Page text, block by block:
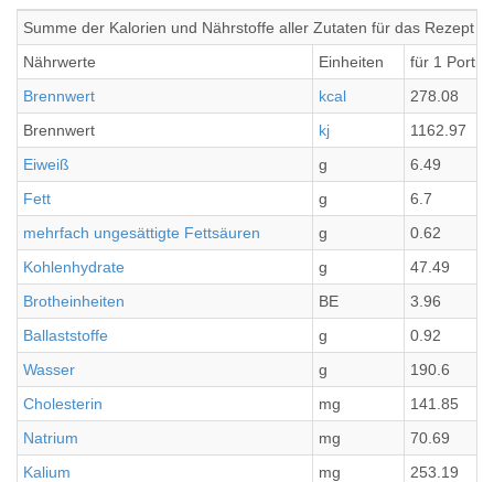
Summe der Kalorien und Nährstoffe aller Zutaten für das Rezept
Nährwerte
Einheiten
für 1
Brennwert
kcal
278.08
Brennwert
kj
1162.97
Eiweiß
g
6.49
Fett
g
6.7
mehrfach ungesättigte Fettsäuren
g
0.62
Kohlenhydrate
g
47.49
Brotheinheiten
BE
3.96
Ballaststoffe
g
0.92
Wasser
g
190.6
Cholesterin
mg
141.85
Natrium
mg
70.69
Kalium
mg
253.19